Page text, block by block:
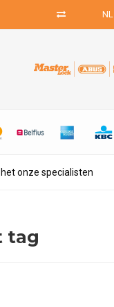
NL
onze specialisten
tag